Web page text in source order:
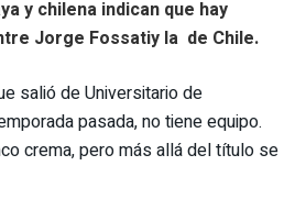
y chilena indican que hay
Jorge Fossatiy la de Chile.
salió de Universitario de
pasada, no tiene equipo.
crema, pero más allá del título se